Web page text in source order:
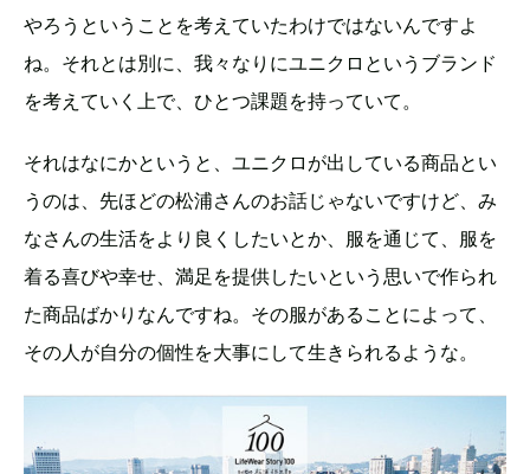
やろうということを考えていたわけではないんですよ
ね。それとは別に、我々なりにユニクロというブランド
を考えていく上で、ひとつ課題を持っていて。
それはなにかというと、ユニクロが出している商品とい
うのは、先ほどの松浦さんのお話じゃないですけど、み
なさんの生活をより良くしたいとか、服を通じて、服を
着る喜びや幸せ、満足を提供したいという思いで作られ
た商品ばかりなんですね。その服があることによって、
その人が自分の個性を大事にして生きられるような。